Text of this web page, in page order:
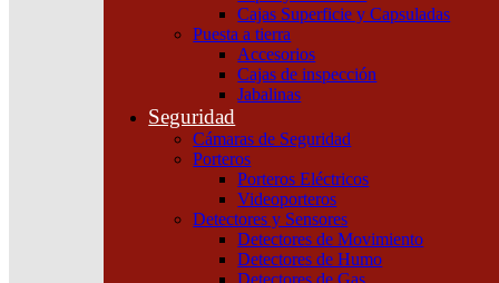
Cajas Superficie y Capsuladas
Puesta a tierra
Accesorios
Cajas de inspección
Jabalinas
Seguridad
Cámaras de Seguridad
Porteros
Porteros Eléctricos
Videoporteros
Detectores y Sensores
Detectores de Movimiento
Detectores de Humo
Detectores de Gas